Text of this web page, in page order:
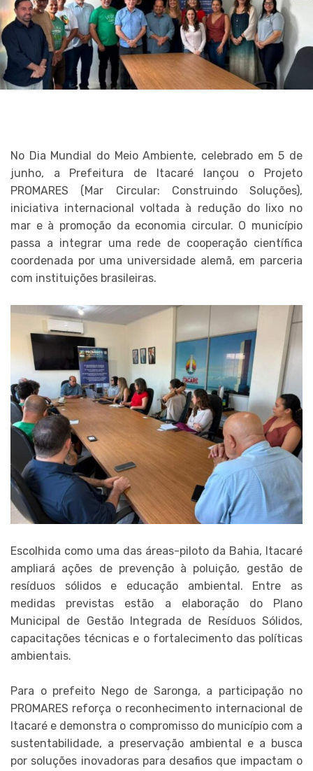
No Dia Mundial do Meio Ambiente, celebrado em 5 de
junho, a Prefeitura de Itacaré lançou o Projeto
PROMARES (Mar Circular: Construindo Soluções),
iniciativa internacional voltada à redução do lixo no
mar e à promoção da economia circular. O município
passa a integrar uma rede de cooperação científica
coordenada por uma universidade alemã, em parceria
com instituições brasileiras.
Escolhida como uma das áreas-piloto da Bahia, Itacaré
ampliará ações de prevenção à poluição, gestão de
resíduos sólidos e educação ambiental. Entre as
medidas previstas estão a elaboração do Plano
Municipal de Gestão Integrada de Resíduos Sólidos,
capacitações técnicas e o fortalecimento das políticas
ambientais.
Para o prefeito Nego de Saronga, a participação no
PROMARES reforça o reconhecimento internacional de
Itacaré e demonstra o compromisso do município com a
sustentabilidade, a preservação ambiental e a busca
por soluções inovadoras para desafios que impactam o